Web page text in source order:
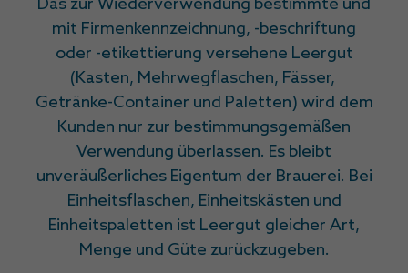
Das zur Wiederverwendung bestimmte und
mit Firmenkennzeichnung, -beschriftung
oder -etikettierung versehene Leergut
(Kasten, Mehrwegflaschen, Fässer,
Getränke-Container und Paletten) wird dem
Kunden nur zur bestimmungsgemäßen
Verwendung überlassen. Es bleibt
unveräußerliches Eigentum der Brauerei. Bei
Einheitsflaschen, Einheitskästen und
Einheitspaletten ist Leergut gleicher Art,
Menge und Güte zurückzugeben.